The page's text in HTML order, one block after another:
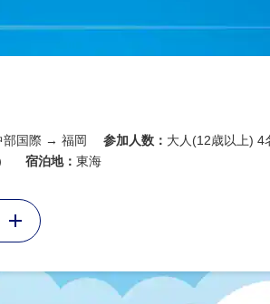
国際 → 福岡 参加人数： 大人(12歳以上) 4
宿泊地： 東海